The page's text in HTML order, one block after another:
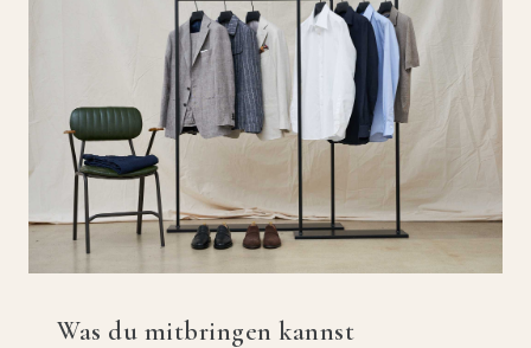
Was du mitbringen kannst